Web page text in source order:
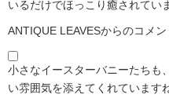
いるだけでほっこり癒されてい
ANTIQUE LEAVESからのコメン
小さなイースターバニーたちも
い雰囲気を添えてくれています